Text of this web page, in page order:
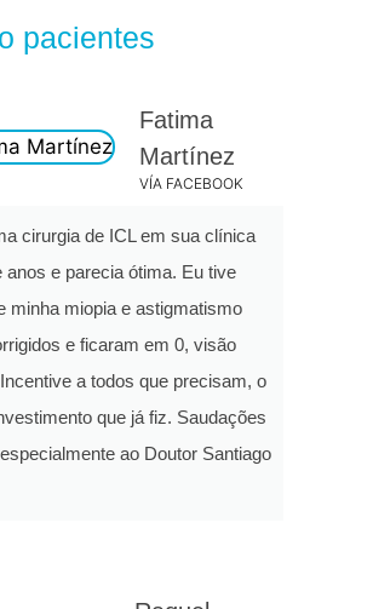
pacientes
cirurgia de ICL em sua clínica
anos e parecia ótima. Eu tive
minha miopia e astigmatismo
e ficaram em 0, visão
a todos que precisam, o
que já fiz. Saudações
ao Doutor Santiago
Fatima
Martínez
VÍA FACEBOOK